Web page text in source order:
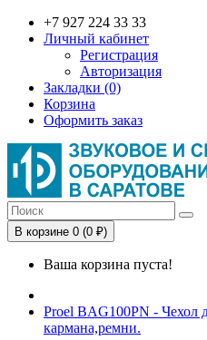
+7 927 224 33 33
Личный кабинет
Регистрация
Авторизация
Закладки (0)
Корзина
Оформить заказ
В корзине 0 (0 ₽)
Ваша корзина пуста!
Proel BAG100PN - Чехол
кармана,ремни.